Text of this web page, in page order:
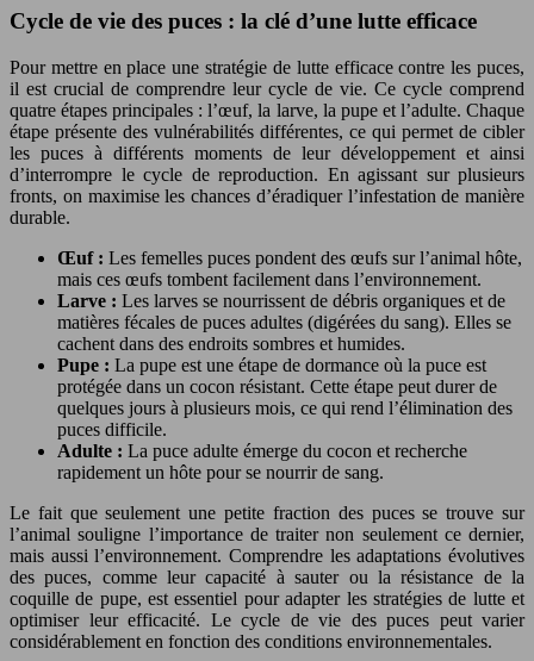
Cycle de vie des puces : la clé d’une lutte efficace
Pour mettre en place une stratégie de lutte efficace contre les puces,
il est crucial de comprendre leur cycle de vie. Ce cycle comprend
quatre étapes principales : l’œuf, la larve, la pupe et l’adulte. Chaque
étape présente des vulnérabilités différentes, ce qui permet de cibler
les puces à différents moments de leur développement et ainsi
d’interrompre le cycle de reproduction. En agissant sur plusieurs
fronts, on maximise les chances d’éradiquer l’infestation de manière
durable.
Œuf : Les femelles puces pondent des œufs sur l’animal hôte,
mais ces œufs tombent facilement dans l’environnement.
Larve : Les larves se nourrissent de débris organiques et de
matières fécales de puces adultes (digérées du sang). Elles se
cachent dans des endroits sombres et humides.
Pupe : La pupe est une étape de dormance où la puce est
protégée dans un cocon résistant. Cette étape peut durer de
quelques jours à plusieurs mois, ce qui rend l’élimination des
puces difficile.
Adulte : La puce adulte émerge du cocon et recherche
rapidement un hôte pour se nourrir de sang.
Le fait que seulement une petite fraction des puces se trouve sur
l’animal souligne l’importance de traiter non seulement ce dernier,
mais aussi l’environnement. Comprendre les adaptations évolutives
des puces, comme leur capacité à sauter ou la résistance de la
coquille de pupe, est essentiel pour adapter les stratégies de lutte et
optimiser leur efficacité. Le cycle de vie des puces peut varier
considérablement en fonction des conditions environnementales.